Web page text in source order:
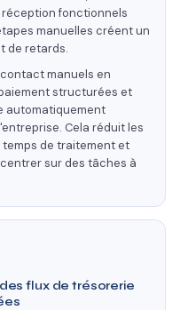
fonctionnels
manuelles créent un
de retards.
manuels en
structurées et
automatiquement
Cela réduit les
de traitement et
sur des tâches à
flux de trésorerie